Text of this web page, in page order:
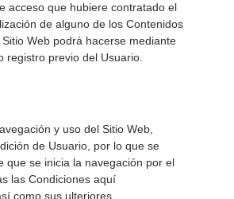
acceso que hubiere contratado el
de alguno de los Contenidos
Web podrá hacerse mediante
registro previo del Usuario.
y uso del Sitio Web,
de Usuario, por lo que se
que se inicia la navegación por el
las Condiciones aquí
como sus ulteriores